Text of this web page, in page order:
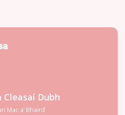
Cleasaí Dubh
Mac a’ Bhaird